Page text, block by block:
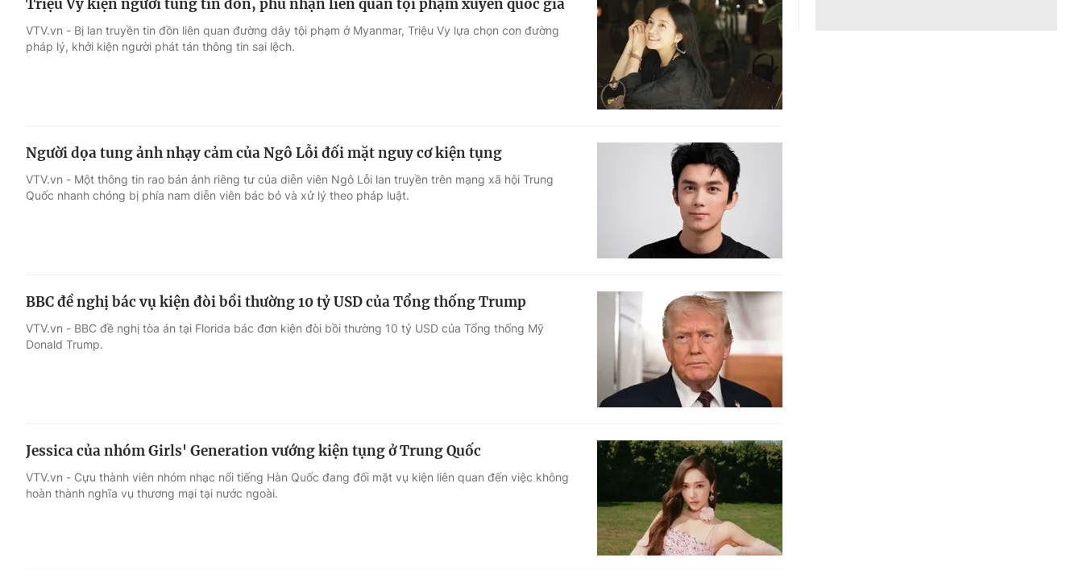
Triệu Vy kiện người tung tin đồn, phủ nhận liên quan tội phạm xuyên quốc gia
VTV.vn - Bị lan truyền tin đồn liên quan đường dây tội phạm ở Myanmar, Triệu Vy lựa chọn con đường
pháp lý, khởi kiện người phát tán thông tin sai lệch.
Người dọa tung ảnh nhạy cảm của Ngô Lỗi đối mặt nguy cơ kiện tụng
VTV.vn - Một thông tin rao bán ảnh riêng tư của diễn viên Ngô Lỗi lan truyền trên mạng xã hội Trung
Quốc nhanh chóng bị phía nam diễn viên bác bỏ và xử lý theo pháp luật.
BBC đề nghị bác vụ kiện đòi bồi thường 10 tỷ USD của Tổng thống Trump
VTV.vn - BBC đề nghị tòa án tại Florida bác đơn kiện đòi bồi thường 10 tỷ USD của Tổng thống Mỹ
Donald Trump.
Jessica của nhóm Girls' Generation vướng kiện tụng ở Trung Quốc
VTV.vn - Cựu thành viên nhóm nhạc nổi tiếng Hàn Quốc đang đối mặt vụ kiện liên quan đến việc không
hoàn thành nghĩa vụ thương mại tại nước ngoài.